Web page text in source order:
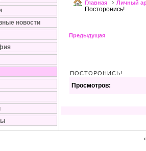
новости
Главная Личный
Посторонись!
Предыдущая
ПОСТОРОНИСЬ!
Просмотров: